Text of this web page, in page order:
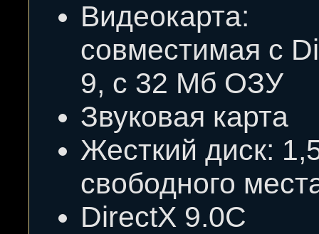
Видеокарта:
совместимая с
9, с 32 Мб ОЗУ
Звуковая карта
Жесткий диск:
свободного
DirectX 9.0С